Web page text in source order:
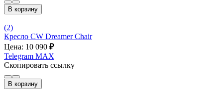
В корзину
(2)
Кресло CW Dreamer Chair
Цена: 10 090 ₽
Telegram MAX
Скопировать ссылку
В корзину